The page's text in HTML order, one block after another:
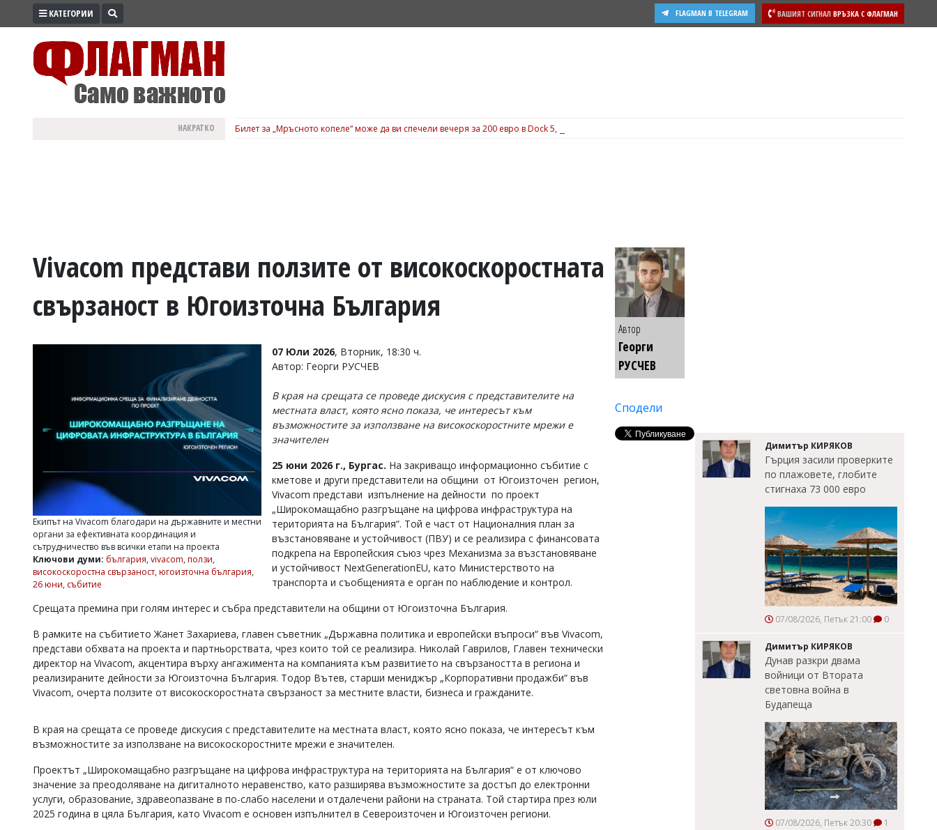
ПРОМО
ЛАЙФСТАЙЛ
ВОЙНАТА
УКРАЙНА
Управители:
v.vasilev@flagman.bg
Касабова,
k.kassabova@flagman.bg
Главен
редактор:
Колев,
office@flagman.bg
Коментарите
статиите
въвеждат
редакцията
отговорност
КАТЕГОРИИ ВАШИЯТ СИГНАЛ ВРЪЗКА С ФЛАГМАН
FLAGMAN В TELEGRAM
НАКРАТКО Билет за „Мръсното копеле“ може да ви спечели вечеря за 200 евро в Dock 5, вижте подробности
Vivacom представи ползите от високоскоростната
свързаност в Югоизточна България
Екипът на Vivacom благодари на държавните и местни
органи за ефективната координация и
сътрудничество във всички етапи на проекта
Ключови думи: българия, vivacom, ползи,
високоскоростна свързаност, югоизточна българия,
26 юни, събитие
07 Юли 2026, Вторник, 18:30 ч.
Автор: Георги РУСЧЕВ
В края на срещата се проведе дискусия с представителите на
местната власт, която ясно показа, че интересът към
възможностите за използване на високоскоростните мрежи е
значителен
25 юни 2026 г., Бургас. На закриващо информационно събитие с
кметове и други представители на общини от Югоизточен регион,
Vivacom представи изпълнение на дейности по проект
„Широкомащабно разгръщане на цифрова инфраструктура на
територията на България“. Той е част от Националния план за
възстановяване и устойчивост (ПВУ) и се реализира с финансовата
подкрепа на Европейския съюз чрез Механизма за възстановяване
и устойчивост NextGenerationEU, като Министерството на
транспорта и съобщенията е орган по наблюдение и контрол.
Срещата премина при голям интерес и събра представители на общини от Югоизточна България.
В рамките на събитието Жанет Захариева, главен съветник „Държавна политика и европейски въпроси“ във Vivacom,
представи обхвата на проекта и партньорствата, чрез които той се реализира. Николай Гаврилов, Главен технически
директор на Vivacom, акцентира върху ангажимента на компанията към развитието на свързаността в региона и
реализираните дейности за Югоизточна България. Тодор Вътев, старши мениджър „Корпоративни продажби“ във
Vivacom, очерта ползите от високоскоростната свързаност за местните власти, бизнеса и гражданите.
В края на срещата се проведе дискусия с представителите на местната власт, която ясно показа, че интересът към
възможностите за използване на високоскоростните мрежи е значителен.
Проектът „Широкомащабно разгръщане на цифрова инфраструктура на територията на България“ е от ключово
значение за преодоляване на дигиталното неравенство, като разширява възможностите за достъп до електронни
услуги, образование, здравеопазване в по-слабо населени и отдалечени райони на страната. Той стартира през юли
2025 година в цяла България, като Vivacom е основен изпълнител в Североизточен и Югоизточен региони.
Автор
Георги
РУСЧЕВ
Сподели
Димитър КИРЯКОВ
Гърция засили проверките
по плажовете, глобите
стигнаха 73 000 евро
07/08/2026, Петък 21:00 0
Димитър КИРЯКОВ
Дунав разкри двама
войници от Втората
световна война в
Будапеща
07/08/2026, Петък 20:30 1